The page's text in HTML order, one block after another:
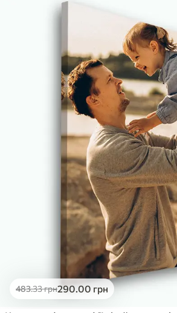
483.33грн290 .00 грн